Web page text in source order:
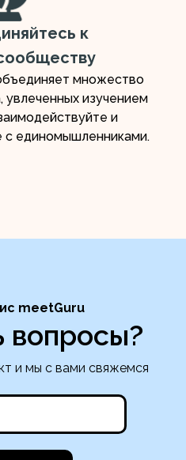
множество
изучением
и
с единомышленниками.
к
вопросы?
и мы с вами свяжемся
meetGuru